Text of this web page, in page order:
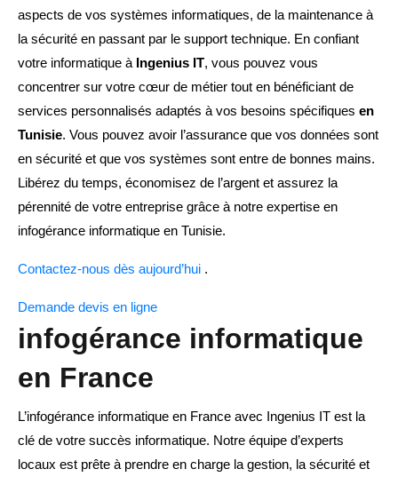
aspects de vos systèmes informatiques, de la maintenance à
la sécurité en passant par le support technique. En confiant
votre informatique à Ingenius IT, vous pouvez vous
concentrer sur votre cœur de métier tout en bénéficiant de
services personnalisés adaptés à vos besoins spécifiques en
Tunisie. Vous pouvez avoir l’assurance que vos données sont
en sécurité et que vos systèmes sont entre de bonnes mains.
Libérez du temps, économisez de l’argent et assurez la
pérennité de votre entreprise grâce à notre expertise en
infogérance informatique en Tunisie.
Contactez-nous dès aujourd’hui .
Demande devis en ligne
infogérance informatique
en France
L’infogérance informatique en France avec Ingenius IT est la
clé de votre succès informatique. Notre équipe d’experts
locaux est prête à prendre en charge la gestion, la sécurité et